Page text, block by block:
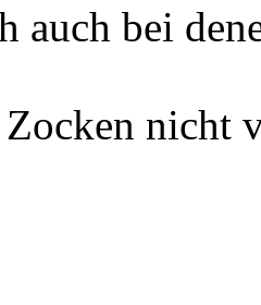
auch bei
nicht